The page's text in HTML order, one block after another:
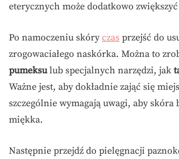
eterycznych może dodatkowo
Po namoczeniu skóry czas przejść do
zrogowaciałego naskórka. Można to
pumeksulub specjalnych narzędzi, jak
Ważne jest, aby dokładnie zająć się
szczególnie wymagają uwagi, aby skóra
miękka.
Następnie przejdź do pielęgnacji